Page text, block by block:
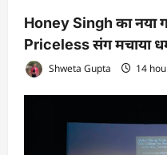
Honey Singh का नया
Priceless संग मचाया
Shweta Gupta 14